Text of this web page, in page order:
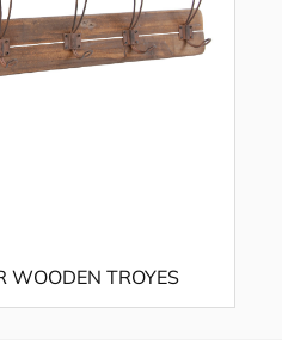
WOODEN TROYES